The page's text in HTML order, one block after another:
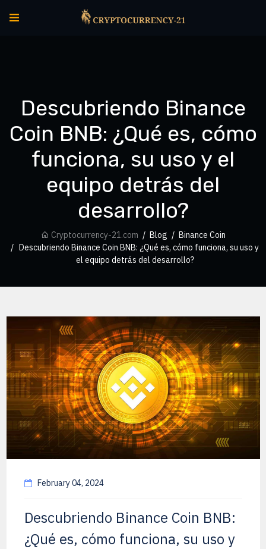
Descubriendo Binance
Coin BNB: ¿Qué es, cómo
funciona, su uso y el
equipo detrás del
desarrollo?
Cryptocurrency-21.com Blog
Binance Coin
Descubriendo Binance Coin BNB: ¿Qué es, cómo funciona, su uso y
el equipo detrás del desarrollo?
February 04, 2024
Descubriendo Binance Coin BNB:
¿Qué es, cómo funciona, su uso y